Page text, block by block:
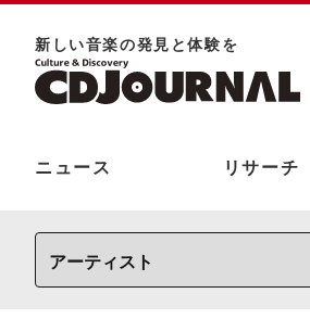
新しい⾳楽の発⾒と体験を
ニュース リサーチ